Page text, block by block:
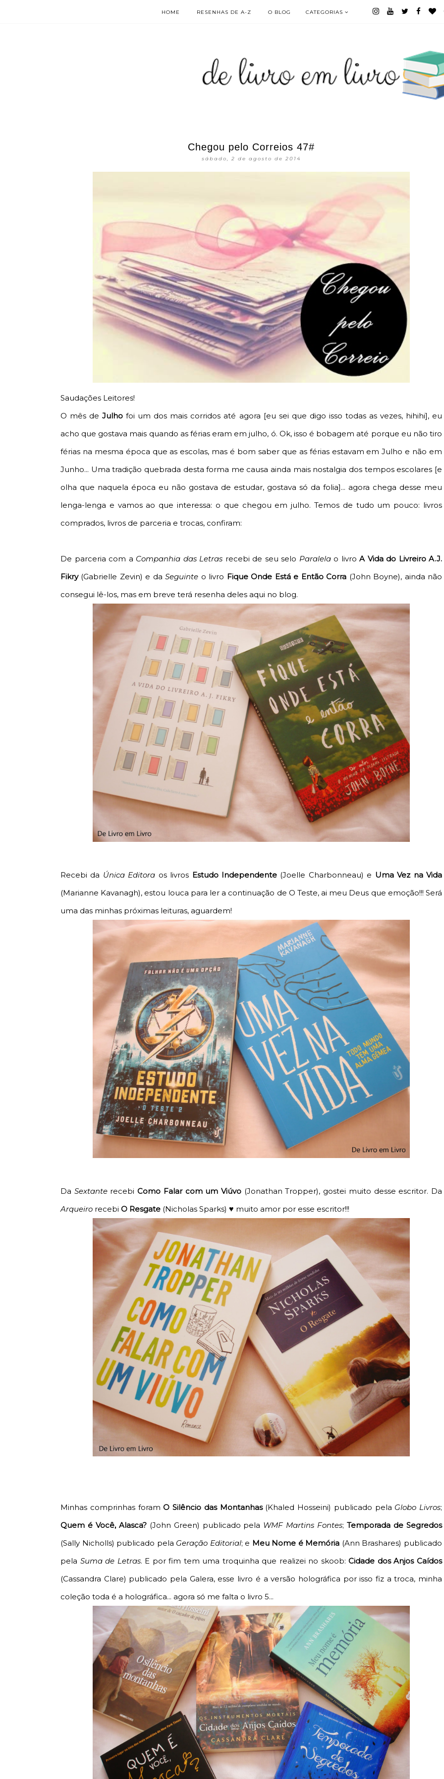
HOME RESENHAS DE A-Z O BLOG CATEGORIAS
Chegou pelo Correios 47#
sábado, 2 de agosto de 2014
Saudações Leitores!
O mês deJulho foi um dos mais corridos até agora [eu sei que digo isso todas as vezes, hihihi], eu
acho que gostava mais quando as férias eram em julho, ó. Ok, isso é bobagem até porque eu não tiro
férias na mesma época que as escolas, mas é bom saber que as férias estavam em Julho e não em
Junho... Uma tradição quebrada desta forma me causa ainda mais nostalgia dos tempos escolares [e
olha que naquela época eu não gostava de estudar, gostava só da folia]... agora chega desse meu
lenga-lenga e vamos ao que interessa: o que chegou em julho. Temos de tudo um pouco: livros
comprados, livros de parceria e trocas, confiram:
De parceria com a Companhia das Letras recebi de seu selo Paralelao livro A Vida do Livreiro A.J.
Fikry(Gabrielle Zevin) e daSeguinte o livro Fique Onde Está e Então Corra (John Boyne), ainda não
consegui lê-los, mas em breve terá resenha deles aqui no blog.
Recebi da Única Editora os livros Estudo Independente (Joelle Charbonneau) e Uma Vez na Vida
(Marianne Kavanagh), estou louca para ler a continuação de O Teste, ai meu Deus que emoção!!! Será
uma das minhas próximas leituras, aguardem!
Da SextanterecebiComo Falar com um Viúvo (Jonathan Tropper), gostei muito desse escritor. Da
Arqueiro recebi O Resgate (Nicholas Sparks) ♥ muito amor por esse escritor!!!
Minhas comprinhas foramO Silêncio das Montanhas(Khaled Hosseini) publicado pela Globo Livros;
Quem é Você, Alasca? (John Green) publicado pela WMF Martins Fontes;Temporada de Segredos
(Sally Nicholls) publicado pela Geração Editorial; e Meu Nome é Memória (Ann Brashares) publicado
pela Suma de Letras. E por fim tem uma troquinha que realizei no skoob:Cidade dos Anjos Caídos
(Cassandra Clare) publicado pela Galera, esse livro é a versão holográfica por isso fiz a troca, minha
coleção toda é a holográfica... agora só me falta o livro 5...